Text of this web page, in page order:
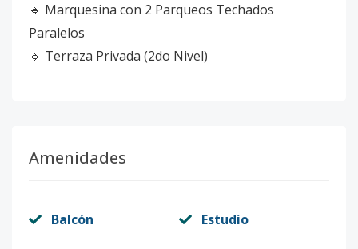
🔹 Marquesina con 2 Parqueos Techados
Paralelos
🔹 Terraza Privada (2do Nivel)
Amenidades
Balcón Estudio